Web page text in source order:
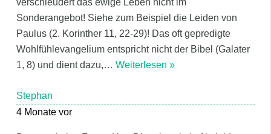
Sonderangebot! Siehe zum Beispiel die Leiden von
Paulus (2. Korinther 11, 22-29)! Das oft gepredigte
Wohlfühlevangelium entspricht nicht der Bibel (Galater
1, 8) und dient dazu,… Weiterlesen »
Stephan
4 Monate vor